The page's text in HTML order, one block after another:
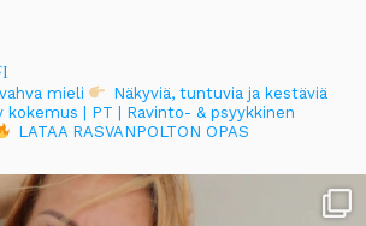
mieli
Näkyviä, tuntuvia ja kestäviä
kokemus | PT | Ravinto- & psyykkinen
LATAA RASVANPOLTON OPAS